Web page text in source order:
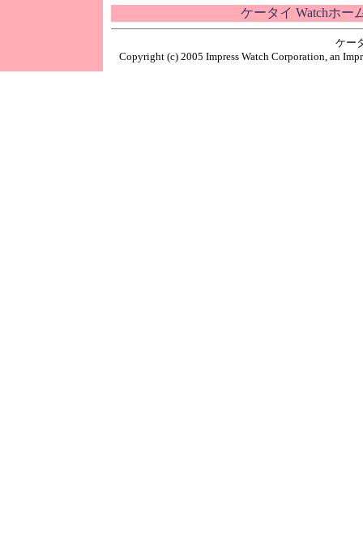
ケータイ Watchホー
ケー
Copyright (c) 2005 Impress Watch Corporation, an